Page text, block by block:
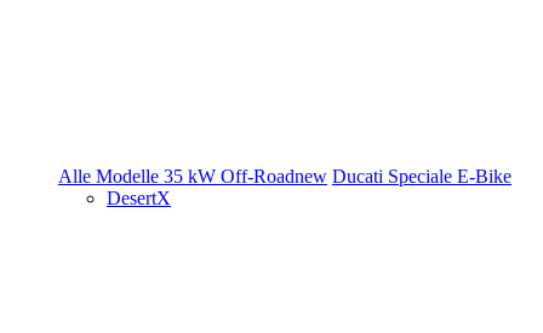
Alle Modelle 35 kW Off-Roadnew Ducati Speciale E-Bike
DesertX